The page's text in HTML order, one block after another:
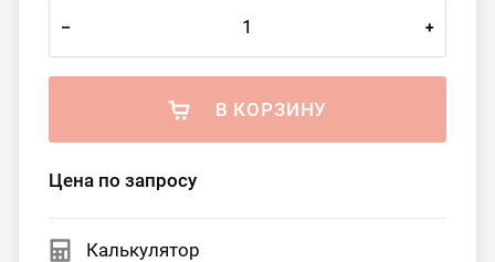
– +
В КОРЗИНУ
Цена по запросу
Калькулятор